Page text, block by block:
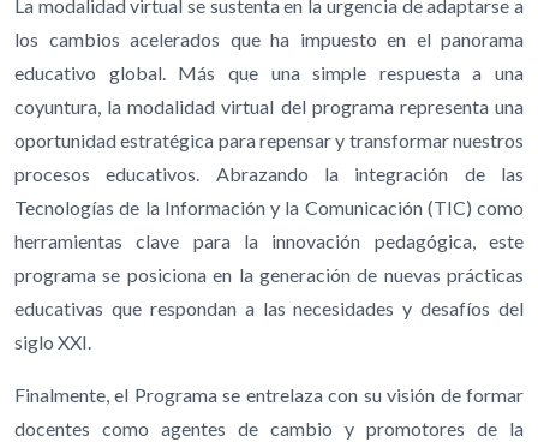
La modalidad virtual se sustenta en la urgencia de adaptarse a
los cambios acelerados que ha impuesto en el panorama
educativo global. Más que una simple respuesta a una
coyuntura, la modalidad virtual del programa representa una
oportunidad estratégica para repensar y transformar nuestros
procesos educativos. Abrazando la integración de las
Tecnologías de la Información y la Comunicación (TIC) como
herramientas clave para la innovación pedagógica, este
programa se posiciona en la generación de nuevas prácticas
educativas que respondan a las necesidades y desafíos del
siglo XXI.
Finalmente, el Programa se entrelaza con su visión de formar
docentes como agentes de cambio y promotores de la